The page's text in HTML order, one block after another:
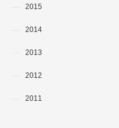
2015
2014
2013
2012
2011